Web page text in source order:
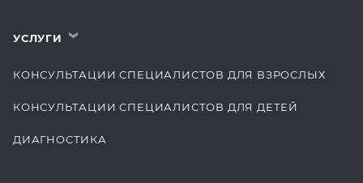
УСЛУГИ ›
КОНСУЛЬТАЦИИ СПЕЦИАЛИСТОВ ДЛЯ ВЗРОСЛЫХ
КОНСУЛЬТАЦИИ СПЕЦИАЛИСТОВ ДЛЯ ДЕТЕЙ
ДИАГНОСТИКА